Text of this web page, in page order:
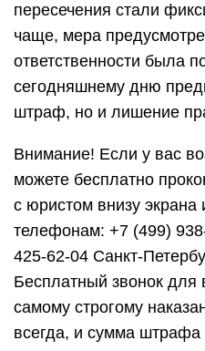
пересечения стали
чаще, мера
ответственности была
сегодняшнему дню
штраф, но и лишение
Внимание! Если у вас
можете бесплатно
с юристом внизу экрана
телефонам: +7 (499)
425-62-04 Санкт-
Бесплатный звонок для
самому строгому
всегда, и сумма штрафа